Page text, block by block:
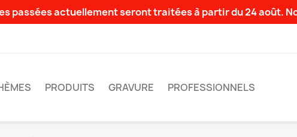
passées actuellement seront traitées à partir du 24 août.
PRODUITS GRAVURE PROFESSIONNELS